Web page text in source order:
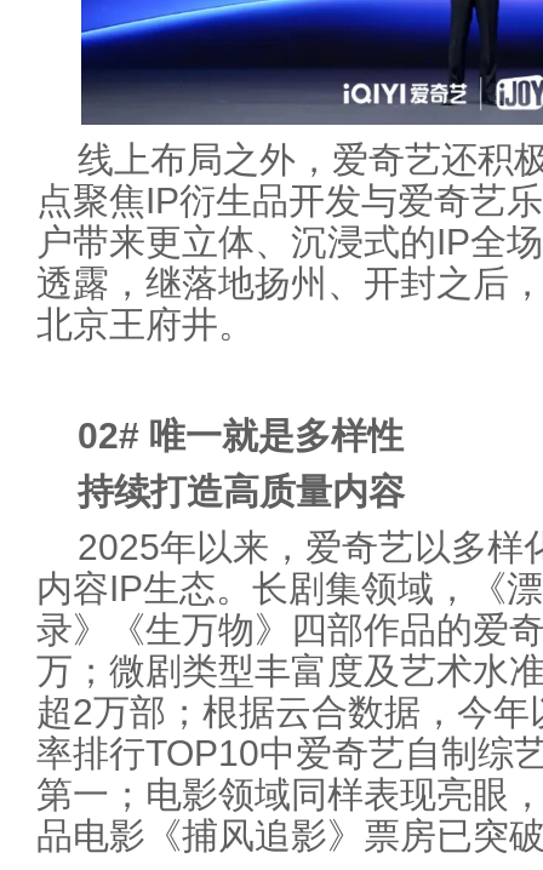
线上布局之外，爱奇艺还积
点聚焦IP衍生品开发与爱奇艺
户带来更立体、沉浸式的IP全
透露，继落地扬州、开封之后
北京王府井。
02# 唯一就是多样性
持续打造高质量内容
2025年以来，爱奇艺以多样
内容IP生态。长剧集领域，《
录》《生万物》四部作品的爱
万；微剧类型丰富度及艺术水
超2万部；根据云合数据，今
率排行TOP10中爱奇艺自制综
第一；电影领域同样表现亮眼
品电影《捕风追影》票房已突